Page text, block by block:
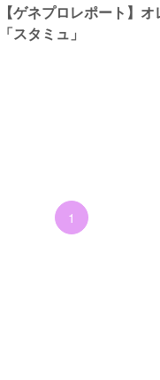
【ゲネプロレポート】
「スタミュ」
1